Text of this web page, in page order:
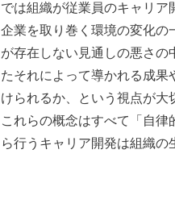
では組織が従業員のキャリ
企業を取り巻く環境の変化の
が存在しない見通しの悪さ
たそれによって導かれる成
けられるか、という視点が大
これらの概念はすべて「自
ら行うキャリア開発は組織